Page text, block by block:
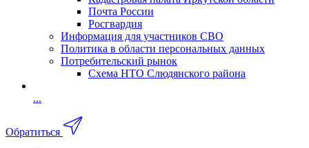
Почта России
Росгвардия
Информация для участников СВО
Политика в области персональных данных
Потребительский рынок
Схема НТО Слюдянского района
...
Обратиться